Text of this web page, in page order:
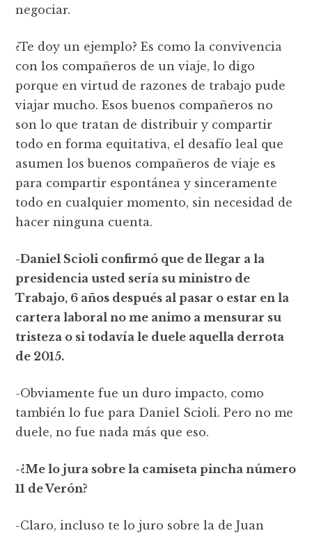
negociar.
¿Te doy un ejemplo? Es como la convivencia
con los compañeros de un viaje, lo digo
porque en virtud de razones de trabajo pude
viajar mucho. Esos buenos compañeros no
son lo que tratan de distribuir y compartir
todo en forma equitativa, el desafío leal que
asumen los buenos compañeros de viaje es
para compartir espontánea y sinceramente
todo en cualquier momento, sin necesidad de
hacer ninguna cuenta.
-Daniel Scioli confirmó que de llegar a la
presidencia usted sería su ministro de
Trabajo, 6 años después al pasar o estar en la
cartera laboral no me animo a mensurar su
tristeza o si todavía le duele aquella derrota
de 2015.
-Obviamente fue un duro impacto, como
también lo fue para Daniel Scioli. Pero no me
duele, no fue nada más que eso.
-¿Me lo jura sobre la camiseta pincha número
11 de Verón?
-Claro, incluso te lo juro sobre la de Juan